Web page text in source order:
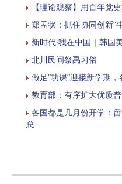
【理论观察】用百年党
郑孟状：抓住协同创新“
新时代·我在中国｜韩国
北川民间祭禹习俗
做足“功课”迎接新学期
教育部：有序扩大优质
各国都是几月份开学：
总